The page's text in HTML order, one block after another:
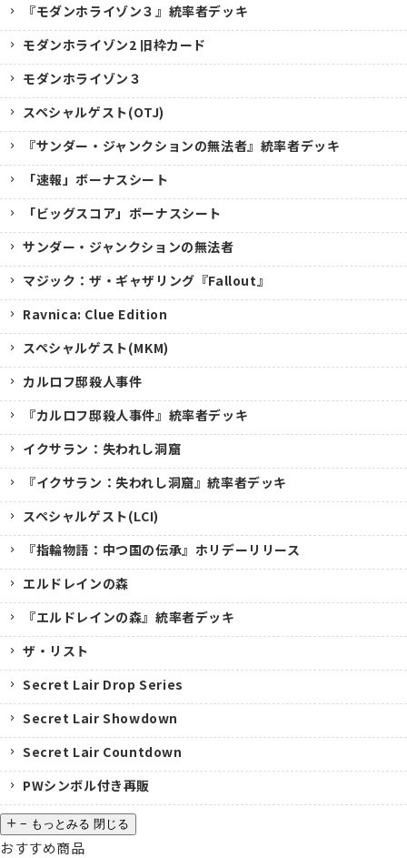
『モダンホライゾン３』統率者デッキ
モダンホライゾン2 旧枠カード
モダンホライゾン３
スペシャルゲスト(OTJ)
『サンダー・ジャンクションの無法者』統率者デッキ
「速報」ボーナスシート
「ビッグスコア」ボーナスシート
サンダー・ジャンクションの無法者
マジック：ザ・ギャザリング『Fallout』
Ravnica: Clue Edition
スペシャルゲスト(MKM)
カルロフ邸殺人事件
『カルロフ邸殺人事件』統率者デッキ
イクサラン：失われし洞窟
『イクサラン：失われし洞窟』統率者デッキ
スペシャルゲスト(LCI)
『指輪物語：中つ国の伝承』ホリデーリリース
エルドレインの森
『エルドレインの森』統率者デッキ
ザ・リスト
Secret Lair Drop Series
Secret Lair Showdown
Secret Lair Countdown
PWシンボル付き再販
− もっとみる 閉じる
おすすめ商品